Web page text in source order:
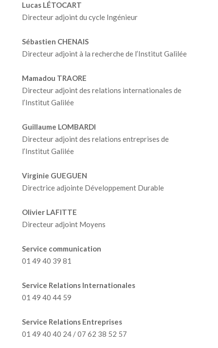
Lucas LÉTOCART
Directeur adjoint du cycle Ingénieur
Sébastien CHENAIS
Directeur adjoint à la recherche de l’Institut Galilée
Mamadou TRAORE
Directeur adjoint des relations internationales de
l’Institut Galilée
Guillaume LOMBARDI
Directeur adjoint des relations entreprises de
l’Institut Galilée
Virginie GUEGUEN
Directrice adjointe Développement Durable
Olivier LAFITTE
Directeur adjoint Moyens
Service communication
01 49 40 39 81
Service Relations Internationales
01 49 40 44 59
Service Relations Entreprises
01 49 40 40 24 / 07 62 38 52 57